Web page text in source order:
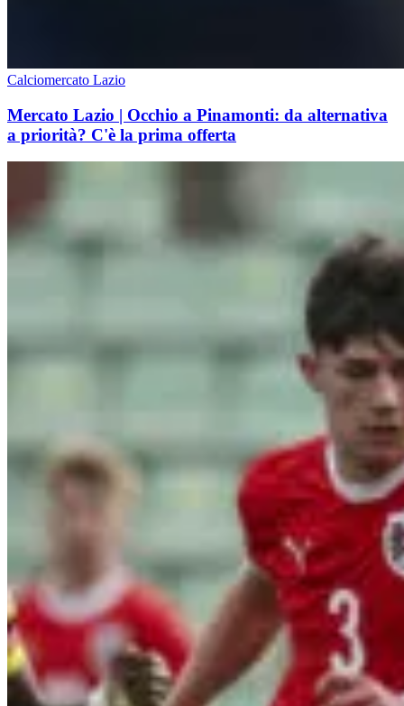
Calciomercato Lazio
Mercato Lazio | Occhio a Pinamonti: da alternativa
a priorità? C'è la prima offerta